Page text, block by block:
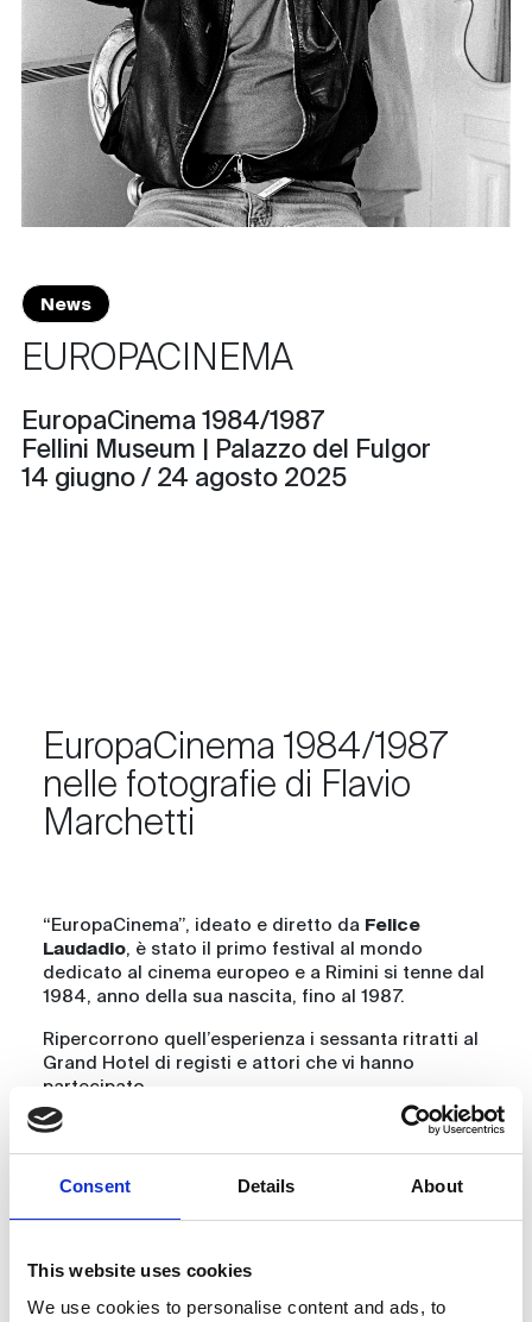
Consent Details About
This website uses cookies
We use cookies to personalise content and ads, to
News
EUROPACINEMA
EuropaCinema 1984/1987
Fellini Museum | Palazzo del Fulgor
14 giugno / 24 agosto 2025
EuropaCinema 1984/1987
nelle fotografie di Flavio
Marchetti
“EuropaCinema”, ideato e diretto da Felice
Laudadio, è stato il primo festival al mondo
dedicato al cinema europeo e a Rimini si tenne dal
1984, anno della sua nascita, fino al 1987.
Ripercorrono quell’esperienza i sessanta ritratti al
Grand Hotel di registi e attori che vi hanno
partecipato.
Tra questi: Philippe Noiret, Michelangelo
Antonioni, Charlotte Rampling, Marcello
Mastroianni, Margarethe von Trotta, Monica Vitti,
disegnato da Federico Fellini.
La mostra fa parte diRimini 80,il calendario di